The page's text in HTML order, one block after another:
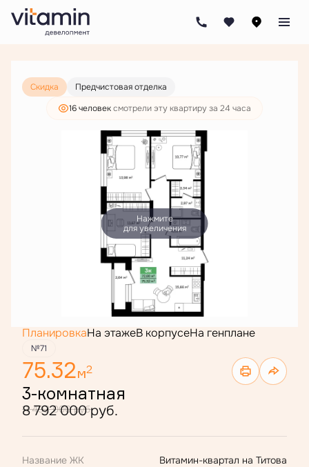
3-комнатная 11 492 000 руб.
8 792 000 руб.
Скидка
Предчистовая отделка
16 человексмотрели эту квартиру за 24 часа
Нажмите
для увеличения
ПланировкаНа этажеВ корпусеНа генплане
№71
75.32м2
3-комнатная
11 492 000 руб.
8 792 000 руб.
Название ЖК
Витамин-квартал на Титова